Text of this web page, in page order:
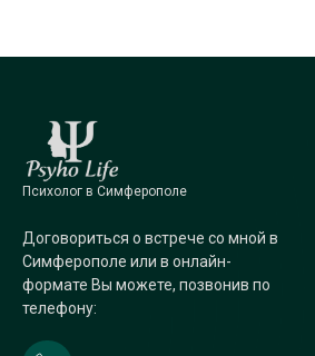
Психолог в Симферополе
Договориться о встрече со мной в
Симферополе или в онлайн-
формате Вы можете, позвонив по
телефону: